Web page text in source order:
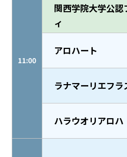
11:00
関西学院大学公認
ィ
アロハート
ラナマーリエフラ
ハラウオリアロハ